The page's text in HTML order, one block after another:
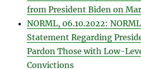
from President Biden on
NORML, 06.10.2022:
Statement Regarding
Pardon Those with Low-
Convictions